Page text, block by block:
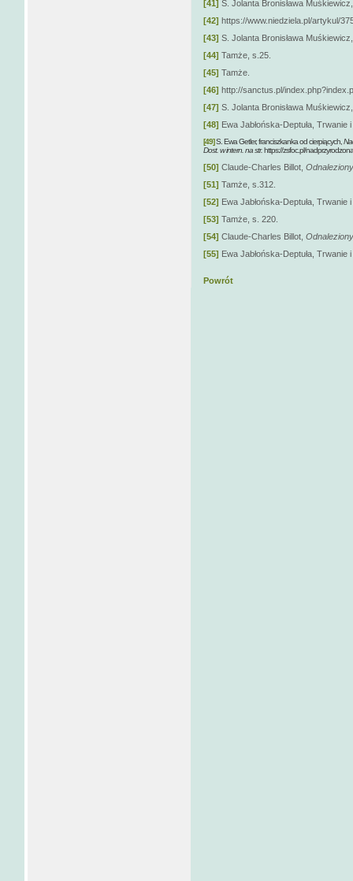
[41] S. Jolanta Bronisława
[42] https://www.niedziela.pl/artykul/
[43] S. Jolanta Bronisława
[44] Tamże, s.25.
[45] Tamże.
[46] http://sanctus.pl/
[47] S. Jolanta Bronisława
[48] Ewa Jabłońska-Deptuła, Trwanie
[49]S. Ewa Getler, franciszkanka od cierpiących,
Dost. w intern. na str.https://zsfoc.pl/
[50] Claude-Charles Billot,
[51] Tamże, s.312.
[52] Ewa Jabłońska-Deptuła, Trwanie
[53] Tamże, s. 220.
[54] Claude-Charles Billot,
[55] Ewa Jabłońska-Deptuła, Trwanie
Powrót